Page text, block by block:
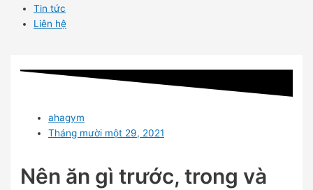
Tin tức
Liên hệ
ahagym
Tháng mười một 29, 2021
Nên ăn gì trước, trong và